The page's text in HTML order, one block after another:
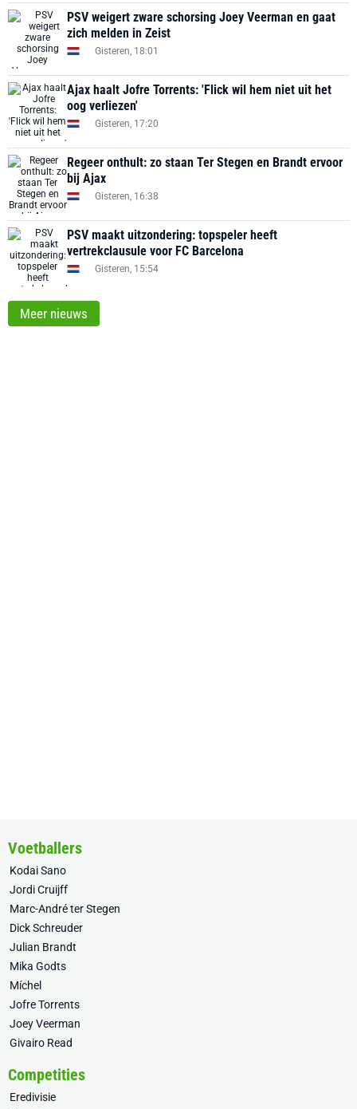
PSV weigert zware schorsing Joey Veerman en gaat
zich melden in Zeist
Gisteren, 18:01
Ajax haalt Jofre Torrents: 'Flick wil hem niet uit het
oog verliezen'
Gisteren, 17:20
Regeer onthult: zo staan Ter Stegen en Brandt ervoor
bij Ajax
Gisteren, 16:38
PSV maakt uitzondering: topspeler heeft
vertrekclausule voor FC Barcelona
Gisteren, 15:54
Meer nieuws
Voetballers
Kodai Sano
Jordi Cruijff
Marc-André ter Stegen
Dick Schreuder
Julian Brandt
Mika Godts
Míchel
Jofre Torrents
Joey Veerman
Givairo Read
Competities
Eredivisie